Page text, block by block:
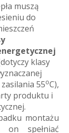
muszą
do
klasy
55oC),
produktu i
montażu
on spełniać